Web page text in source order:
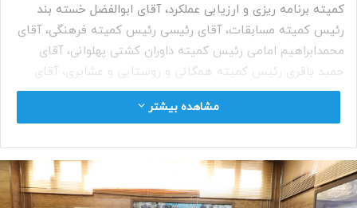
کمیته برنامه ریزی و ارزیابی عملکرد، آقای ابوالفضل خسته بند
رئیس کمیته مسابقات، آقای رئیسی رئیس کمیته فرهنگی، آقای
محمدابراهیم امامی رئیس کمیته داوران کشتی پهلوانی، آقای
حمید باقری رئیس کمیته همگانی و روستایی و عشایری، آقای
سید محسن عطایی رئیس کمیته فنی زورخانه ای، آقای سعید
شمس کلاهی رئیس کمیته داوران زورخانه ای، آقای سیدجواد
اطلاعات منصوب و معرفی گردیدند.
لازم به ذکر است کلیه احکام مدیران پیشین در دوره قبل با این
مشاهده بیشتر